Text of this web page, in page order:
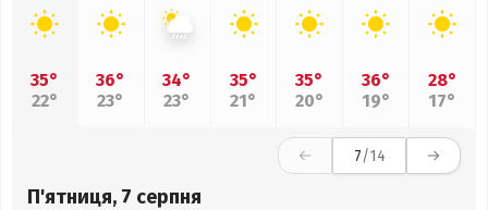
35°
22°
36°
23°
34°
23°
35°
21°
35°
20°
36°
19°
28°
17°
7/14
П'ятниця, 7 серпня